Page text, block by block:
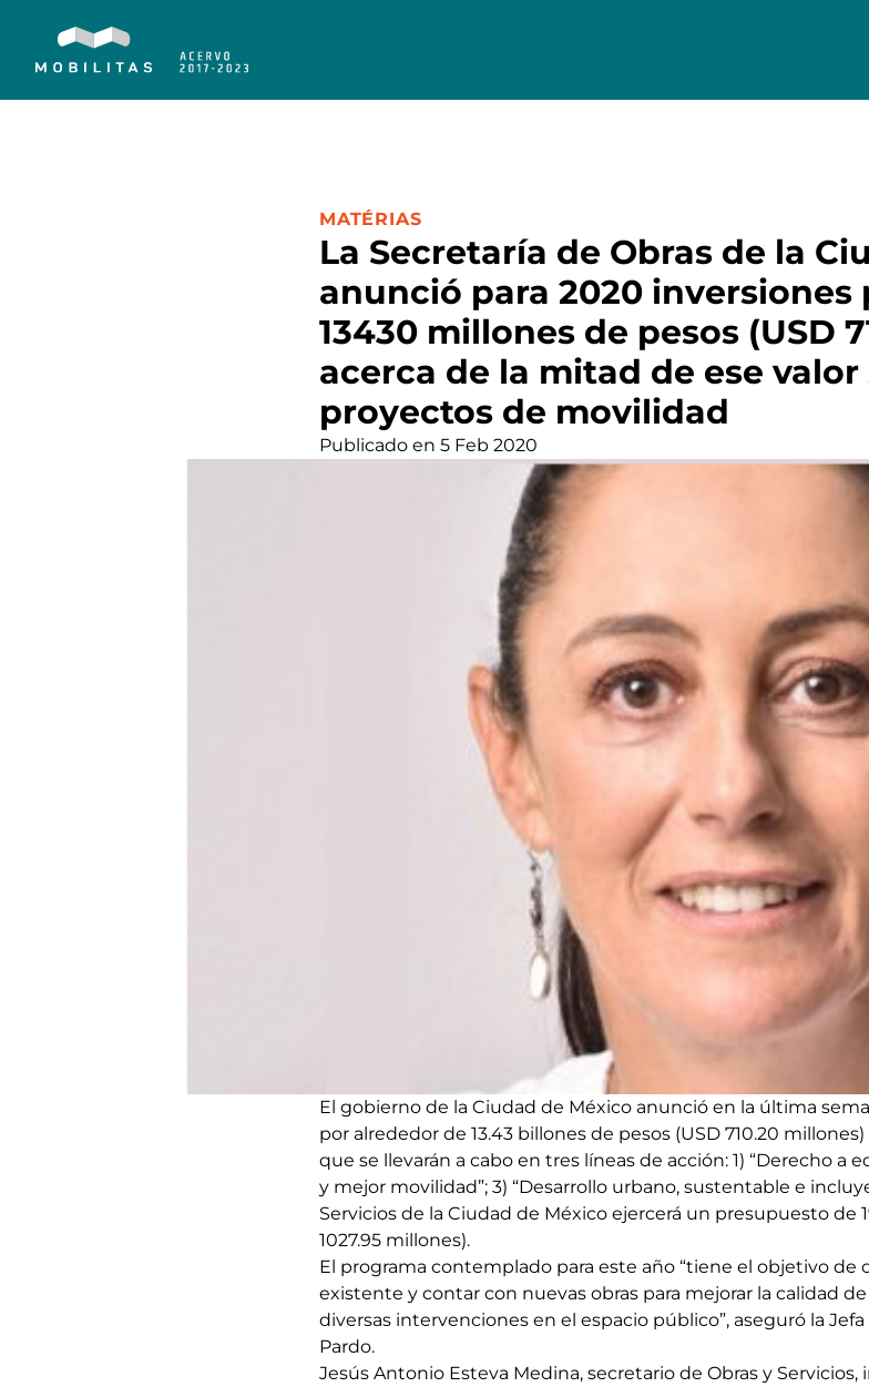
La Secretaría de Obras de la
anunció para 2020 inversiones
13430 millones de pesos (USD
acerca de la mitad de ese
proyectos de movilidad
CATEGORÍA:
MATÉRIAS
Publicado en 5 Feb 2020
El gobierno de la Ciudad de México anunció en la última
por alrededor de 13.43 billones de pesos (USD 710.20
que se llevarán a cabo en tres líneas de acción: 1) “Derecho a
y mejor movilidad”; 3) “Desarrollo urbano, sustentable e
Servicios de la Ciudad de México ejercerá un presupuesto de
1027.95 millones).
El programa contemplado para este año “tiene el objetivo de
existente y contar con nuevas obras para mejorar la calidad
diversas intervenciones en el espacio público”, aseguró la
Pardo.
Jesús Antonio Esteva Medina, secretario de Obras y